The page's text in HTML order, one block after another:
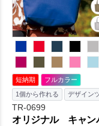
す。
短納期
フルカラー
1個から作れる
デザイン
TR-0699
オリジナル キャン